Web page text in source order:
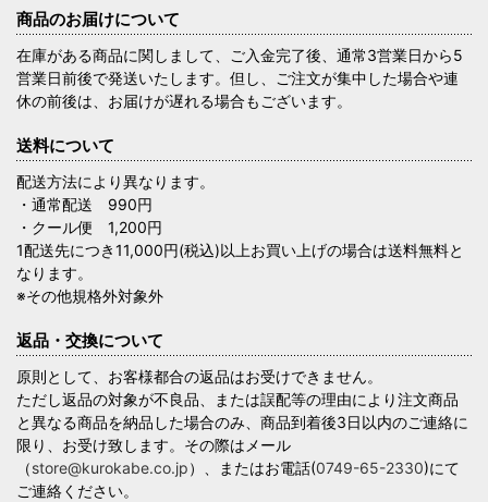
商品のお届けについて
在庫がある商品に関しまして、ご入金完了後、通常3営業日から5
営業日前後で発送いたします。但し、ご注文が集中した場合や連
休の前後は、お届けが遅れる場合もございます。
送料について
配送方法により異なります。
・通常配送 990円
・クール便 1,200円
1配送先につき11,000円(税込)以上お買い上げの場合は送料無料と
なります。
※その他規格外対象外
返品・交換について
原則として、お客様都合の返品はお受けできません。
ただし返品の対象が不良品、または誤配等の理由により注文商品
と異なる商品を納品した場合のみ、商品到着後3日以内のご連絡に
限り、お受け致します。その際はメール
（store@kurokabe.co.jp）、またはお電話(0749-65-2330)にて
ご連絡ください。